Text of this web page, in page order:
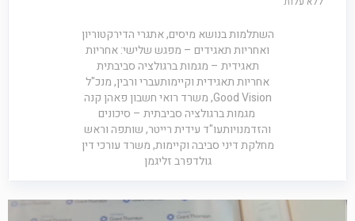
השתלמות בנושא מיסים, אתגרי הדירקטוריון
ואחריות תאגידים – מפגש שלישי: אחריות
תאגידית – מגמות ברגולציה סביבתית
אחריות תאגידית וקיימותעברי ורבין, מנכ"ל
Good Vision, משרד רואי חשבון פאהן קנה
מגמות ברגולציה סביבתית – סיכונים
והזדמנויותעו"ד עידית רייטר, שותפה וראש
מחלקת דיני סביבה וקיימות, משרד עורכי דין
גולדפרב זליגמן